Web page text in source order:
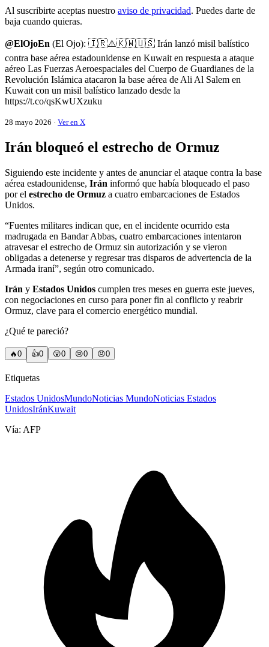
Al suscribirte aceptas nuestro aviso de privacidad. Puedes darte de
baja cuando quieras.
@ElOjoEn (El Ojo): 🇮🇷⚠️🇰🇼🇺🇸 Irán lanzó misil balístico
contra base aérea estadounidense en Kuwait en respuesta a ataque
aéreo Las Fuerzas Aeroespaciales del Cuerpo de Guardianes de la
Revolución Islámica atacaron la base aérea de Ali Al Salem en
Kuwait con un misil balístico lanzado desde la
https://t.co/qsKwUXzuku
28 mayo 2026 · Ver en X
Irán bloqueó el estrecho de Ormuz
Siguiendo este incidente y antes de anunciar el ataque contra la base
aérea estadounidense, Irán informó que había bloqueado el paso
por el estrecho de Ormuz a cuatro embarcaciones de Estados
Unidos.
“Fuentes militares indican que, en el incidente ocurrido esta
madrugada en Bandar Abbas, cuatro embarcaciones intentaron
atravesar el estrecho de Ormuz sin autorización y se vieron
obligadas a detenerse y regresar tras disparos de advertencia de la
Armada iraní”, según otro comunicado.
Irán y Estados Unidos cumplen tres meses en guerra este jueves,
con negociaciones en curso para poner fin al conflicto y reabrir
Ormuz, clave para el comercio energético mundial.
¿Qué te pareció?
🔥0 👍0 😲0 😢0 😠0
Etiquetas
Estados UnidosMundoNoticias MundoNoticias Estados
UnidosIránKuwait
Vía: AFP